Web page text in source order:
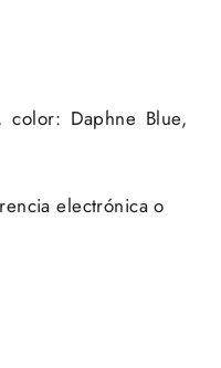
Daphne Blue,
electrónica o